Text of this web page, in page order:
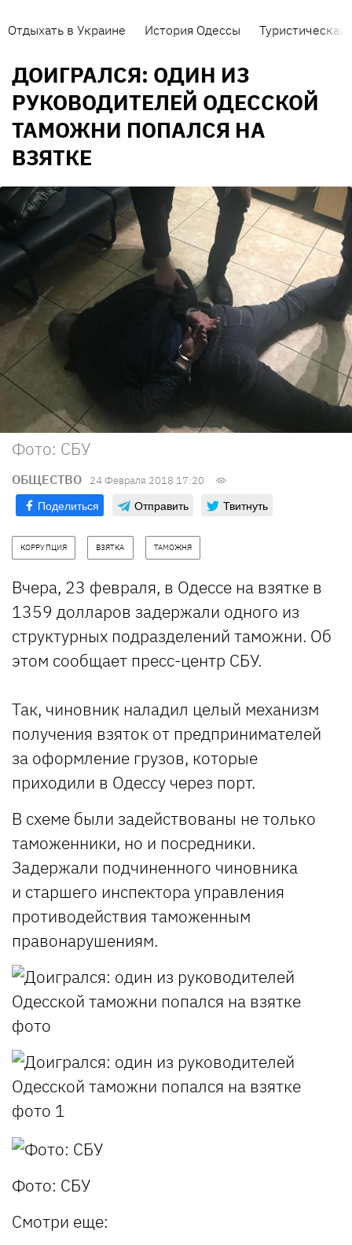
Отдыхать в Украине История Одессы Туристическая
ДОИГРАЛСЯ: ОДИН ИЗ
РУКОВОДИТЕЛЕЙ ОДЕССКОЙ
ТАМОЖНИ ПОПАЛСЯ НА
ВЗЯТКЕ
Фото: СБУ
ОБЩЕСТВО 24 Февраля 2018 17:20
Поделиться Отправить Твитнуть
КОРРУПЦИЯ ВЗЯТКА ТАМОЖНЯ
Вчера, 23 февраля, в Одессе на взятке в
1359 долларов задержали одного из
структурных подразделений таможни. Об
этом сообщает пресс-центр СБУ.
Так, чиновник наладил целый механизм
получения взяток от предпринимателей
за оформление грузов, которые
приходили в Одессу через порт.
В схеме были задействованы не только
таможенники, но и посредники.
Задержали подчиненного чиновника
и старшего инспектора управления
противодействия таможенным
правонарушениям.
Фото: СБУ
Смотри еще: